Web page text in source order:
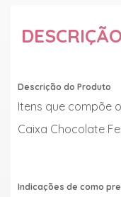
DESCRIÇÃO
Descrição do Produto
Itens que compõe
Caixa Chocolate
Indicações de como